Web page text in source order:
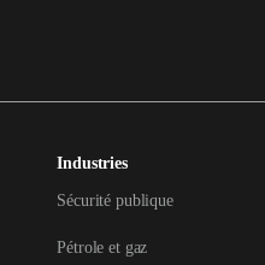
Industries
Sécurité publique
Pétrole et gaz